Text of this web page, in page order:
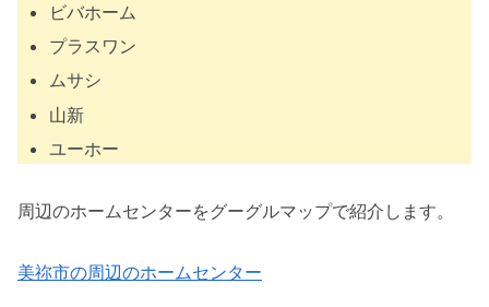
ビバホーム
プラスワン
ムサシ
山新
ユーホー
周辺のホームセンターをグーグルマップで紹介します。
美祢市の周辺のホームセンター